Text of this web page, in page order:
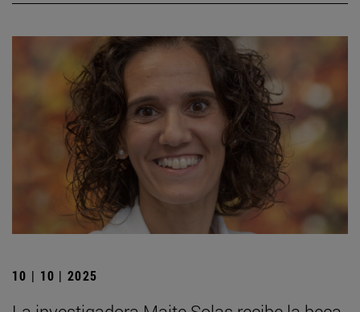
10 | 10 | 2025